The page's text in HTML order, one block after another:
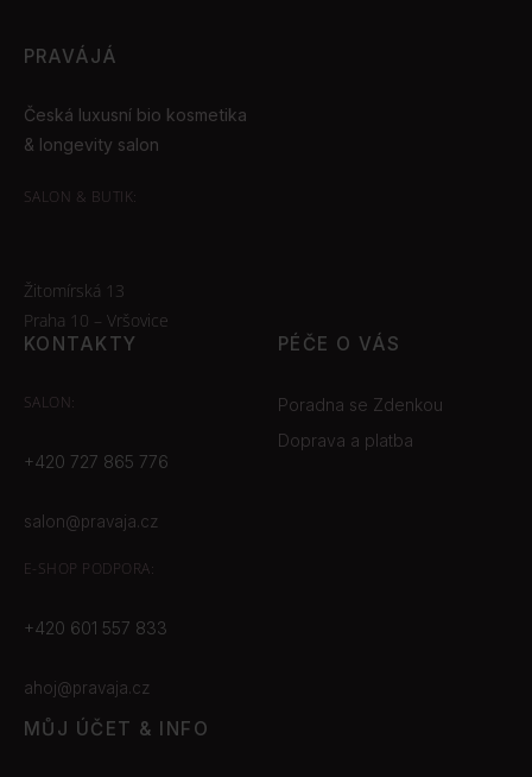
PRAVÁJÁ
Česká luxusní bio kosmetika
& longevity salon
SALON & BUTIK:
Žitomírská 13
Praha 10 – Vršovice
KONTAKTY
SALON:
+420 727 865 776
salon@pravaja.cz
E-SHOP PODPORA:
+420 601 557 833
ahoj@pravaja.cz
PÉČE O VÁS
Poradna se Zdenkou
Doprava a platba
MŮJ ÚČET & INFO